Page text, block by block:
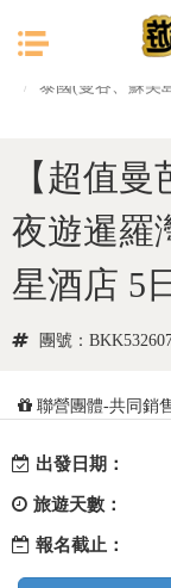
目前位置： 首頁
泰國(曼谷、蘇美
【超值
夜遊暹羅
星酒店 5
團號：
聯營團體-共同銷
出發日期：
旅遊天數：
報名截止：